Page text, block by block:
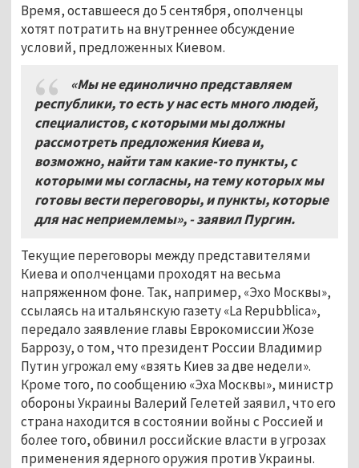
Время, оставшееся до 5 сентября, ополченцы
хотят потратить на внутреннее обсуждение
условий, предложенных Киевом.
«Мы не единолично представляем
республики, то есть у нас есть много людей,
специалистов, с которыми мы должны
рассмотреть предложения Киева и,
возможно, найти там какие-то пункты, с
которыми мы согласны, на тему которых мы
готовы вести переговоры, и пункты, которые
для нас неприемлемы», - заявил Пургин.
Текущие переговоры между представителями
Киева и ополченцами проходят на весьма
напряженном фоне. Так, например, «Эхо Москвы»,
ссылаясь на итальянскую газету «La Repubblica»,
передало заявление главы Еврокомиссии Жозе
Баррозу, о том, что президент России Владимир
Путин угрожал ему «взять Киев за две недели».
Кроме того, по сообщению «Эха Москвы», министр
обороны Украины Валерий Гелетей заявил, что его
страна находится в состоянии войны с Россией и
более того, обвинил российские власти в угрозах
применения ядерного оружия против Украины.